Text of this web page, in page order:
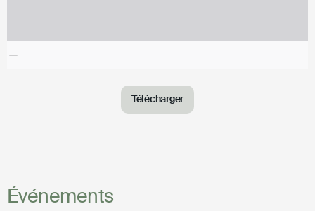
Télécharger
Événements